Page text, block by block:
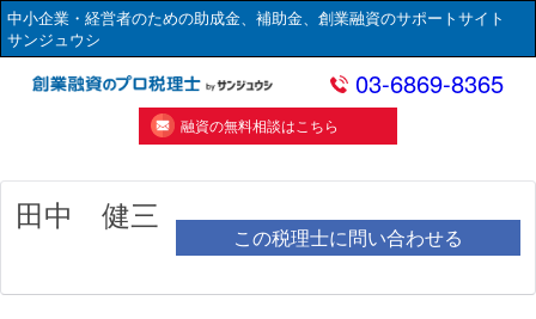
中小企業・経営者のための助成金、補助金、創業融資のサポートサイト
サンジュウシ
03-6869-8365
融資の無料相談はこちら
田中 健三
この税理士に問い合わせる